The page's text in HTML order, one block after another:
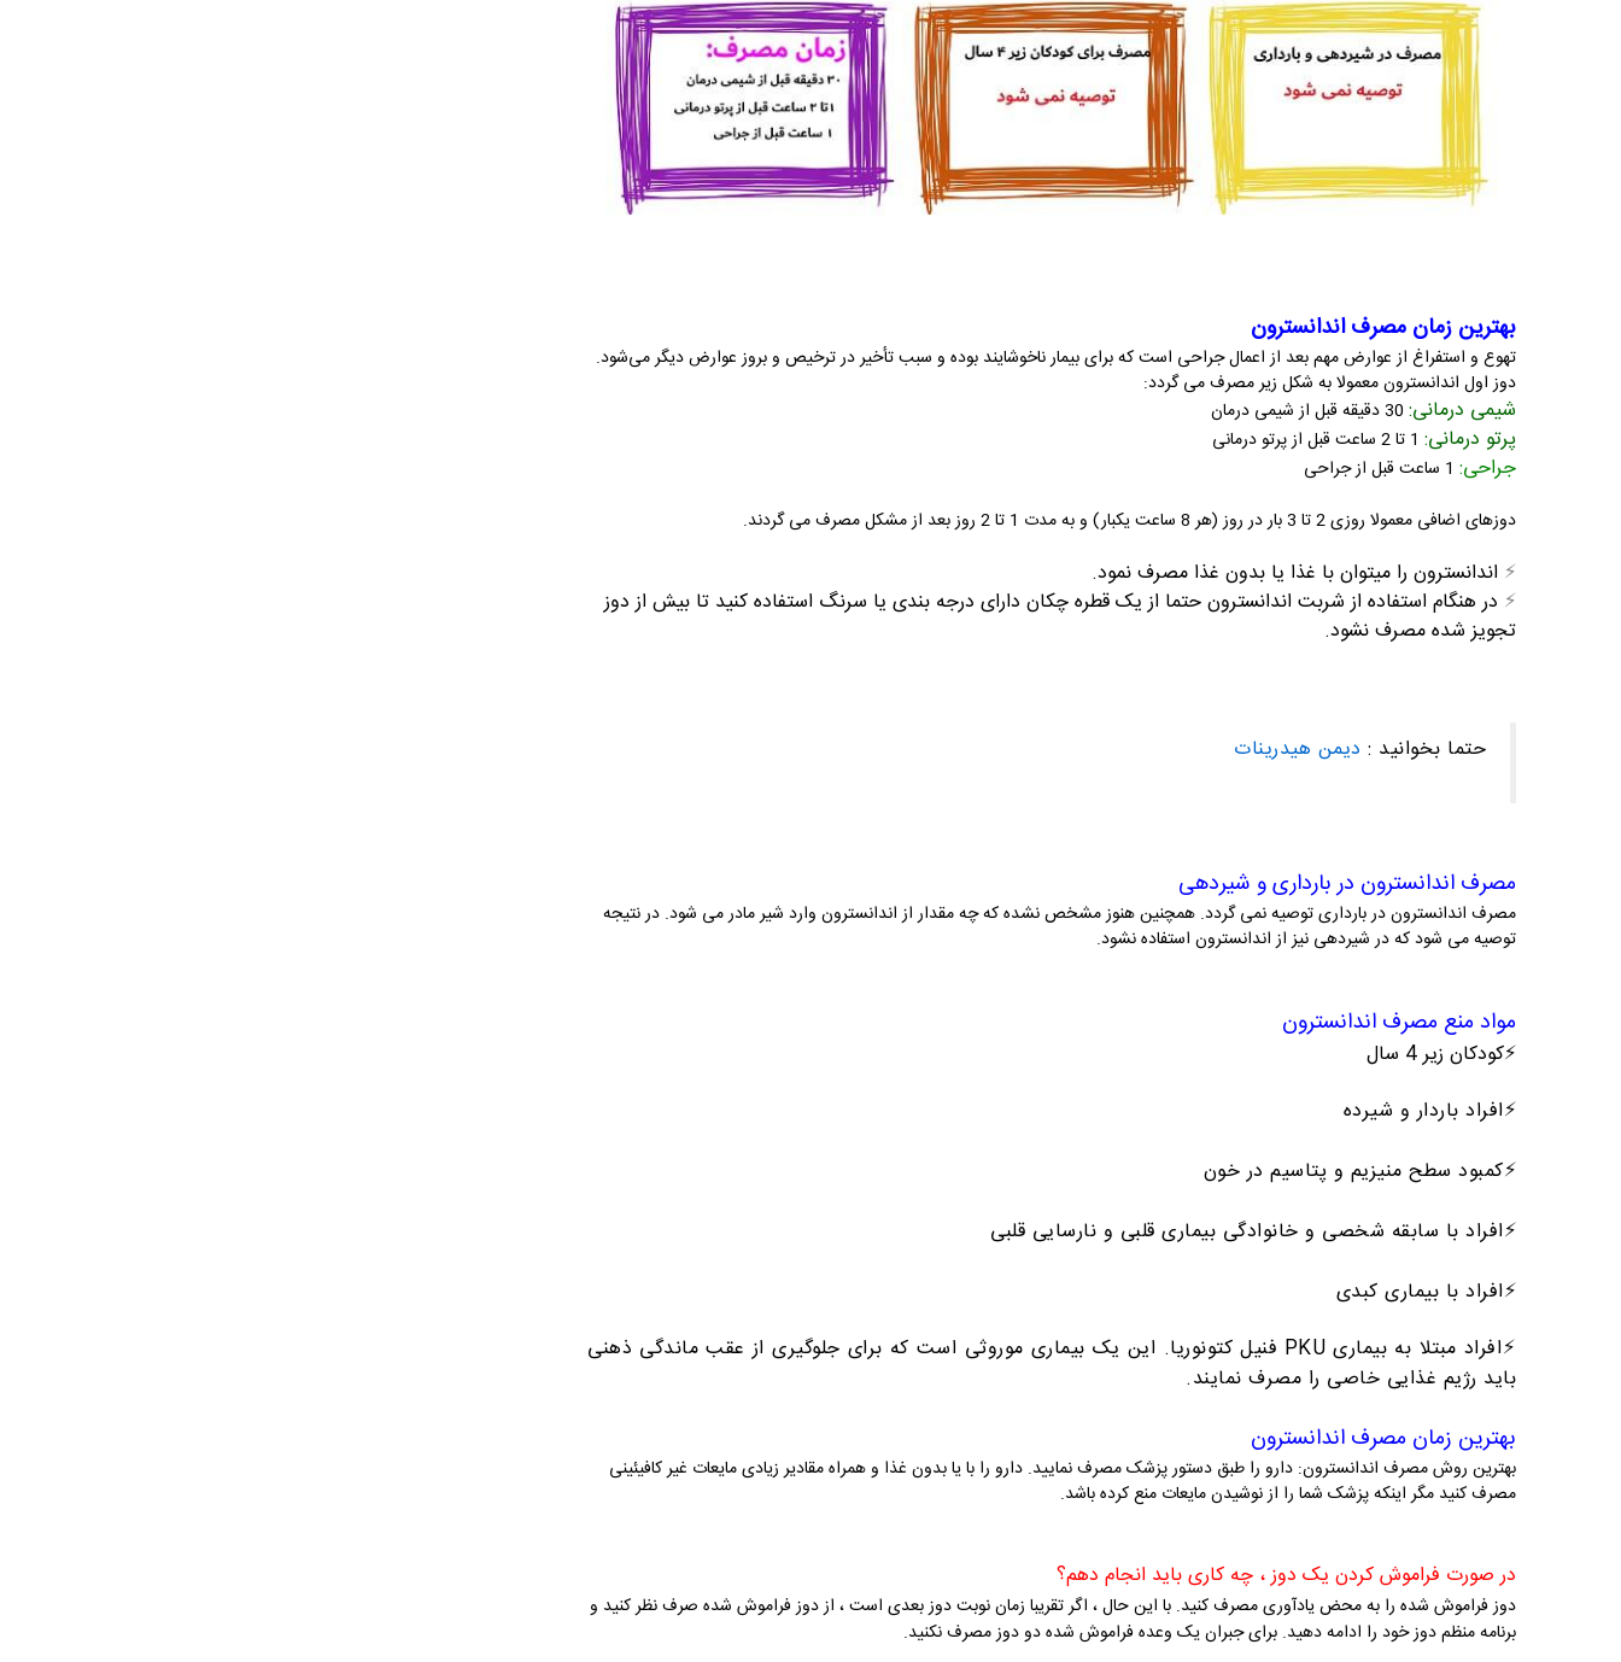
بهترین زمان مصرف اندانسترون
تهوع و استفراغ از عوارض مهم بعد از اعمال جراحی است که برای بیمار ناخوشایند بوده و سبب تأخیر در ترخیص و بروز عوارض دیگر می‌شود.
دوز اول اندانسترون معمولا به شکل زیر مصرف می گردد:
شیمی درمانی:
پرتو درمانی:
جراحی:
دوزهای اضافی معمولا روزی 2 تا 3 بار در روز (هر 8 ساعت یکبار) و به مدت 1 تا 2 روز بعد از مشکل مصرف می گردند.
⚡️ اندانسترون را میتوان با غذا یا بدون غذا مصرف نمود.
⚡️ در هنگام استفاده از شربت اندانسترون حتما از یک قطره چکان دارای درجه بندی یا سرنگ استفاده کنید تا بیش از دوز
تجویز شده مصرف نشود.
حتما بخوانید : دیمن هیدرینات
مصرف اندانسترون در بارداری و شیردهی
مصرف اندانسترون در بارداری توصیه نمی گردد. همچنین هنوز مشخص نشده که چه مقدار از اندانسترون وارد شیر مادر می شود. در نتیجه
توصیه می شود که در شیردهی نیز از اندانسترون استفاده نشود.
مواد منع مصرف اندانسترون
⚡️کودکان زیر 4 سال
⚡️افراد باردار و شیرده
⚡️کمبود سطح منیزیم و پتاسیم در خون
⚡️افراد با سابقه شخصی و خانوادگی بیماری قلبی و نارسایی قلبی
⚡️افراد با بیماری کبدی
⚡️افراد مبتلا به بیماری PKU فنیل کتونوریا. این یک بیماری موروثی است که برای جلوگیری از عقب ماندگی ذهنی
باید رژیم غذایی خاصی را مصرف نمایند.
بهترین زمان مصرف اندانسترون
بهترین روش مصرف اندانسترون: دارو را طبق دستور پزشک مصرف نمایید. دارو را با یا بدون غذا و همراه مقادیر زیادی مایعات غیر کافیئینی
مصرف کنید مگر اینکه پزشک شما را از نوشیدن مایعات منع کرده باشد.
در صورت فراموش کردن یک دوز ، چه کاری باید انجام دهم؟
دوز فراموش شده را به محض یادآوری مصرف کنید. با این حال ، اگر تقریبا زمان نوبت دوز بعدی است ، از دوز فراموش شده صرف نظر کنید و
برنامه منظم دوز خود را ادامه دهید. برای جبران یک وعده فراموش شده دو دوز مصرف نکنید.